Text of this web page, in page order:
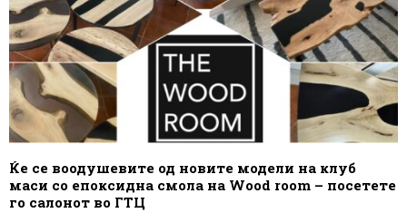
Ќе се воодушевите од новите модели на клуб
маси со епоксидна смола на Wood room – посетете
го салонот во ГТЦ